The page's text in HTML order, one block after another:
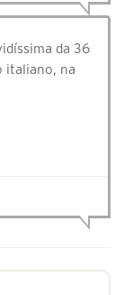
da 36
italiano, na